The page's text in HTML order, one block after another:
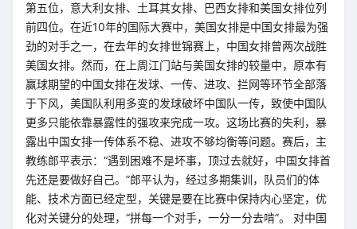
第五位，意大利女排、土耳其女排、巴西女排和美国女排位列
前四位。在近10年的国际大赛中，美国女排是中国女排最为强
劲的对手之一，在去年的女排世锦赛上，中国女排曾两次战胜
美国女排。然而，在上周江门站与美国女排的较量中，原本有
赢球期望的中国女排在发球、一传、进攻、拦网等环节全部落
于下风，美国队利用多变的发球破坏中国队一传，致使中国队
更多只能依靠暴露性的强攻来完成一攻。这场比赛的失利，暴
露出中国女排一传体系不稳、进攻不够均衡等问题。赛后，主
教练郎平表示：“遇到困难不是坏事，顶过去就好，中国女排首
先还是要做好自己。”郎平认为，经过多期集训，队员们的体
能、技术方面已经定型，关键是要在比赛中保持内心坚定，优
化对关键分的处理，“拼每一个对手，一分一分去啃”。 对中国